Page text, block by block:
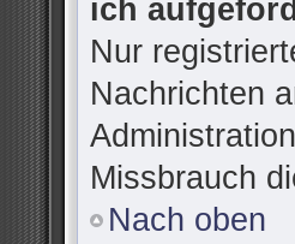
ich
Nur
Nachrichten
Missbrauch
Nach oben